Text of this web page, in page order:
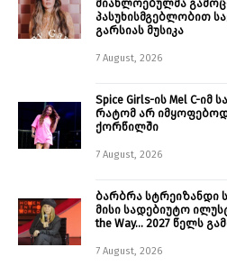
მიახლოებულმა
პასუხისმგებლობით
გარსიას მუსიკა
7 August, 2026
Spice Girls-ის Mel C-
რატომ არ
ქორწილში
7 August, 2026
ბარბრა სტრეიზანდი
მისი სადებიუტო
the Way… 2027 წელს
7 August, 2026